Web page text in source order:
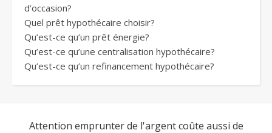
d’occasion?
Quel prêt hypothécaire choisir?
Qu’est-ce qu’un prêt énergie?
Qu’est-ce qu’une centralisation hypothécaire?
Qu’est-ce qu’un refinancement hypothécaire?